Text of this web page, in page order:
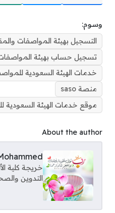
وسوم:
التسجيل بهيئة المواصفات
تسجيل حساب بهيئة
خدمات الهيئة السعودية
منصة saso
موقع خدمات الهيئة السعودية
About the author
خريجة كلية
التدوين